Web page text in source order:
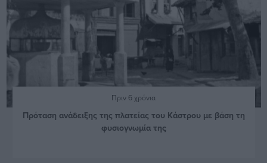
Πριν 6 χρόνια
Πρόταση ανάδειξης της πλατείας του Κάστρου με βάση τη
φυσιογνωμία της